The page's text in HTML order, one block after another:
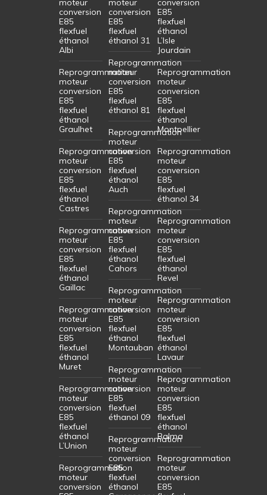
moteur
conversion
E85
flexfuel
éthanol
Albi
Reprogrammation
moteur
conversion
E85
flexfuel
éthanol
Graulhet
Reprogrammation
moteur
conversion
E85
flexfuel
éthanol
Castres
Reprogrammation
moteur
conversion
E85
flexfuel
éthanol
Gaillac
Reprogrammation
moteur
conversion
E85
flexfuel
éthanol
Muret
Reprogrammation
moteur
conversion
E85
flexfuel
éthanol
L’Union
Reprogrammation
moteur
conversion
moteur
conversion
E85
flexfuel
éthanol 31
Reprogrammation
moteur
conversion
E85
flexfuel
éthanol 81
Reprogrammation
moteur
conversion
E85
flexfuel
éthanol
Auch
Reprogrammation
moteur
conversion
E85
flexfuel
éthanol
Cahors
Reprogrammation
moteur
conversion
E85
flexfuel
éthanol
Montauban
Reprogrammation
moteur
conversion
E85
flexfuel
éthanol 09
Reprogrammation
moteur
conversion
E85
flexfuel
éthanol
conversion
E85
flexfuel
éthanol
L’Isle
Jourdain
Reprogrammation
moteur
conversion
E85
flexfuel
éthanol
Montpellier
Reprogrammation
moteur
conversion
E85
flexfuel
éthanol 34
Reprogrammation
moteur
conversion
E85
flexfuel
éthanol
Revel
Reprogrammation
moteur
conversion
E85
flexfuel
éthanol
Lavaur
Reprogrammation
moteur
conversion
E85
flexfuel
éthanol
Balma
Reprogrammation
moteur
conversion
E85